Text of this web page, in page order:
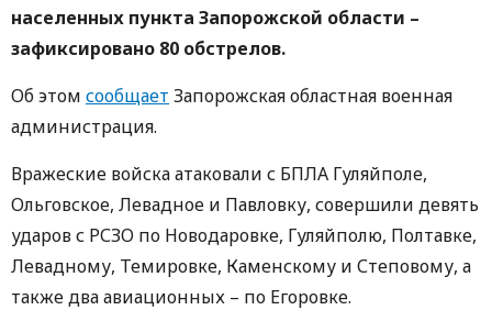
населенных пункта Запорожской области –
зафиксировано 80 обстрелов.
Об этом сообщает Запорожская областная военная
администрация.
Вражеские войска атаковали с БПЛА Гуляйполе,
Ольговское, Левадное и Павловку, совершили девять
ударов с РСЗО по Новодаровке, Гуляйполю, Полтавке,
Левадному, Темировке, Каменскому и Степовому, а
также два авиационных – по Егоровке.